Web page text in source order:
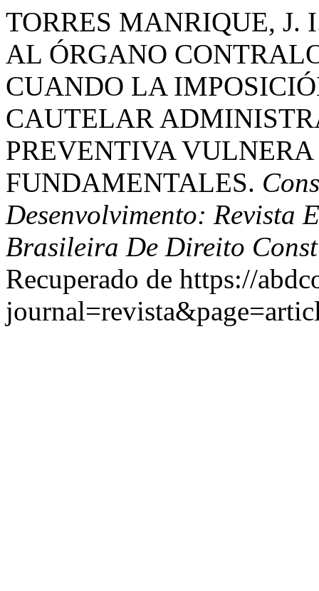
TORRES MANRIQUE, J.
AL ÓRGANO
CUANDO LA
CAUTELAR
PREVENTIVA VULNERA
FUNDAMENTALES.
Desenvolvimento: Revista
Brasileira De Direito
Recuperado de https://